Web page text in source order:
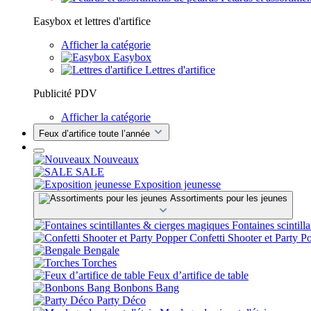
Easybox et lettres d'artifice
Afficher la catégorie
Easybox
Lettres d'artifice
Publicité PDV
Afficher la catégorie
Feux d’artifice toute l’année
Nouveaux
SALE
Exposition jeunesse
Assortiments pour les jeunes
Fontaines
Confetti Shooter et Party
Bengale
Torches
Feux d’artifice de table
Bonbons Bang
Party Déco